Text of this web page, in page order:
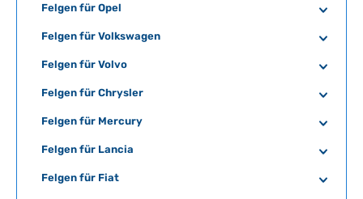
Felgen für Opel
Felgen für Volkswagen
Felgen für Volvo
Felgen für Chrysler
Felgen für Mercury
Felgen für Lancia
Felgen für Fiat